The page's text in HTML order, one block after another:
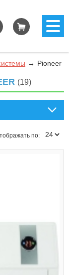
Pioneer
(19)
по: